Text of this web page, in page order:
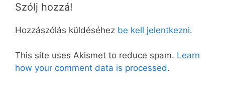
Szólj hozzá!
Hozzászólás küldéséhez be kell jelentkezni.
This site uses Akismet to reduce spam. Learn
how your comment data is processed.